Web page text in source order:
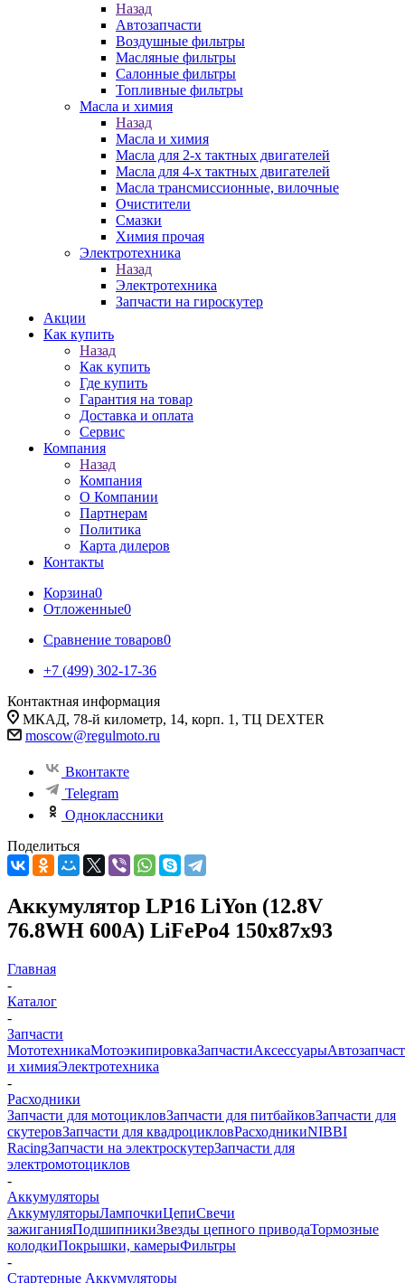
Назад
Автозапчасти
Воздушные фильтры
Масляные фильтры
Салонные фильтры
Топливные фильтры
Масла и химия
Назад
Масла и химия
Масла для 2-х тактных двигателей
Масла для 4-х тактных двигателей
Масла трансмиссионные, вилочные
Очистители
Смазки
Химия прочая
Электротехника
Назад
Электротехника
Запчасти на гироскутер
Акции
Как купить
Назад
Как купить
Где купить
Гарантия на товар
Доставка и оплата
Сервис
Компания
Назад
Компания
О Компании
Партнерам
Политика
Карта дилеров
Контакты
Корзина0
Отложенные0
Сравнение товаров0
+7 (499) 302-17-36
Контактная информация
МКАД, 78-й километр, 14, корп. 1, ТЦ DEXTER
moscow@regulmoto.ru
Вконтакте
Telegram
Одноклассники
Поделиться
Аккумулятор LP16 LiYon (12.8V
76.8WH 600A) LiFePo4 150x87x93
Главная
-
Каталог
-
Запчасти
МототехникаМотоэкипировкаЗапчастиАксессуары
и химияЭлектротехника
-
Расходники
Запчасти для мотоцикловЗапчасти для питбайковЗапчасти для
скутеровЗапчасти для квадроцикловРасходникиNIBBI
RacingЗапчасти на электроскутерЗапчасти для
электромотоциклов
-
Аккумуляторы
АккумуляторыЛампочкиЦепиСвечи
зажиганияПодшипникиЗвезды цепного приводаТормозные
колодкиПокрышки, камерыФильтры
-
Стартерные Аккумуляторы